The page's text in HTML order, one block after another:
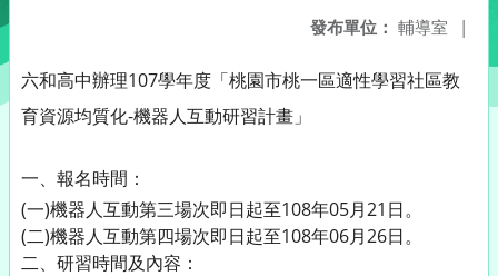
發布單位： 輔導室 |
六和高中辦理107學年度「桃園市桃一區適性學習社區教
育資源均質化-機器人互動研習計畫」
一、 報名時間：
(一)機器人互動第三場次即日起至108年05月21日。
(二)機器人互動第四場次即日起至108年06月26日。
二、研習時間及內容：